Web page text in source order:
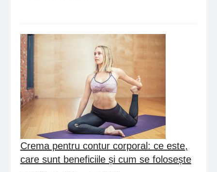
Crema pentru contur corporal: ce este,
care sunt beneficiile și cum se folosește